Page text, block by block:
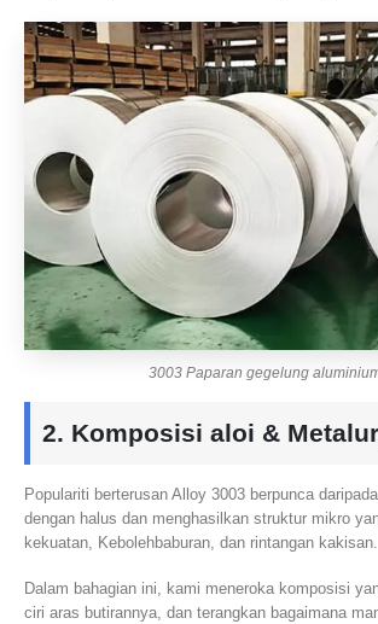
3003 Paparan gegelung
2. Komposisi aloi &
Populariti berterusan Alloy 3003 berpunca
dengan halus dan menghasilkan struktur mikro
kekuatan, Kebolehbaburan, dan rintangan kakisan.
Dalam bahagian ini, kami meneroka komposisi
ciri aras butirannya, dan terangkan bagaimana